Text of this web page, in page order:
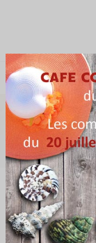
Menu
Accueil Café